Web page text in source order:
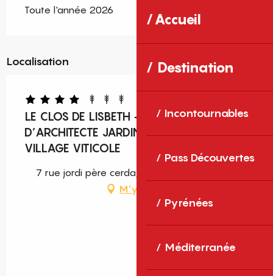
Accueil
Destination
Incontournables
Pass Découvertes
Pyrénées
Méditerranée
Toute l'année 2026
Localisation
LE CLOS DE LISBETH - MAISON
D’ARCHITECTE JARDIN, PISCINE DANS
VILLAGE VITICOLE
7 rue jordi père cerda, 66600 Opoul-Périllos
M'y rendre